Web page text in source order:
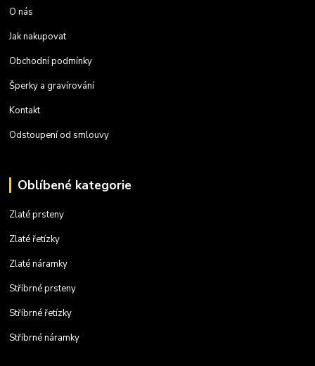
O nás
Jak nakupovat
Obchodní podmínky
Šperky a gravírování
Kontakt
Odstoupení od smlouvy
Oblíbené kategorie
Zlaté prsteny
Zlaté řetízky
Zlaté náramky
Stříbrné prsteny
Stříbrné řetízky
Stříbrné náramky